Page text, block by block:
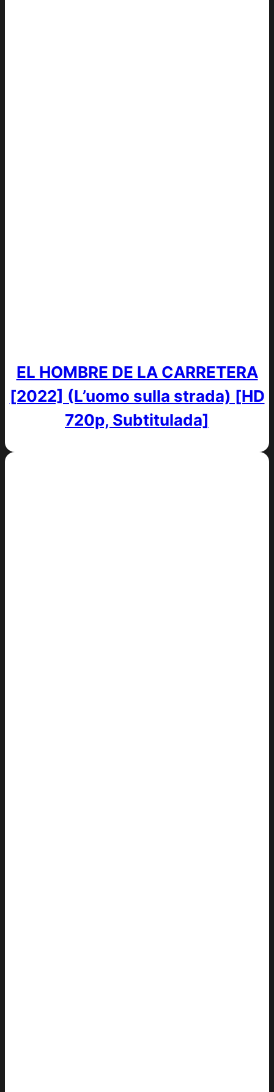
EL HOMBRE DE LA CARRETERA
[2022] (L’uomo sulla strada) [HD
720p, Subtitulada]